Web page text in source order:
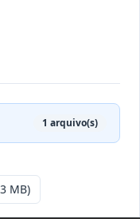
nº 031 GB/2026
Ver detalhes
1 arquivo(s)
MB)